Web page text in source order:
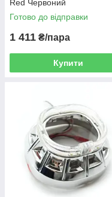
Red Червоний
Готово до відправки
1 411 ₴/пара
Купити